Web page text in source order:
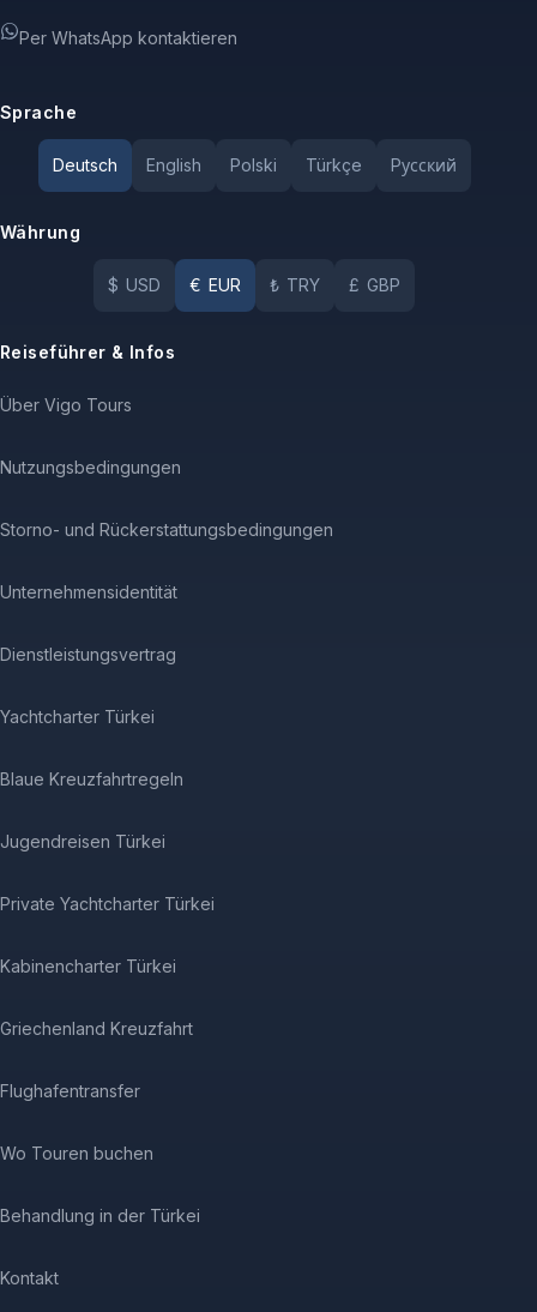
Per WhatsApp kontaktieren
Sprache
Deutsch English Polski Türkçe Pусский
Währung
$ USD € EUR ₺ TRY £ GBP
Reiseführer & Infos
Über Vigo Tours
Nutzungsbedingungen
Storno- und Rückerstattungsbedingungen
Unternehmensidentität
Dienstleistungsvertrag
Yachtcharter Türkei
Blaue Kreuzfahrtregeln
Jugendreisen Türkei
Private Yachtcharter Türkei
Kabinencharter Türkei
Griechenland Kreuzfahrt
Flughafentransfer
Wo Touren buchen
Behandlung in der Türkei
Kontakt